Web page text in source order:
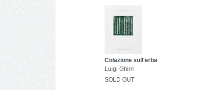
Colazione sull'erba
Luigi Ghirri
SOLD OUT